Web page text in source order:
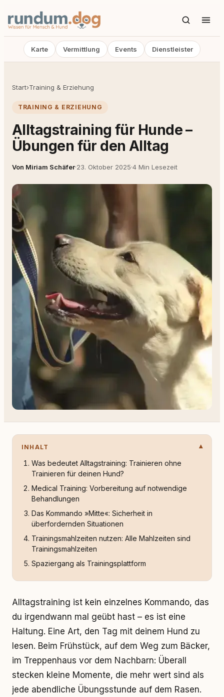
Karte Vermittlung Events Dienstleister
Start›Training & Erziehung
TRAINING & ERZIEHUNG
Alltagstraining für Hunde –
Übungen für den Alltag
Von Miriam Schäfer·23. Oktober 2025·4 Min Lesezeit
INHALT
Was bedeutet Alltagstraining: Trainieren ohne
Trainieren für deinen Hund?
Medical Training: Vorbereitung auf notwendige
Behandlungen
Das Kommando »Mitte«: Sicherheit in
überfordernden Situationen
Trainingsmahlzeiten nutzen: Alle Mahlzeiten sind
Trainingsmahlzeiten
Spaziergang als Trainingsplattform
Alltagstraining ist kein einzelnes Kommando, das
du irgendwann mal geübt hast – es ist eine
Haltung. Eine Art, den Tag mit deinem Hund zu
lesen. Beim Frühstück, auf dem Weg zum Bäcker,
im Treppenhaus vor dem Nachbarn: Überall
stecken kleine Momente, die mehr wert sind als
jede abendliche Übungsstunde auf dem Rasen.